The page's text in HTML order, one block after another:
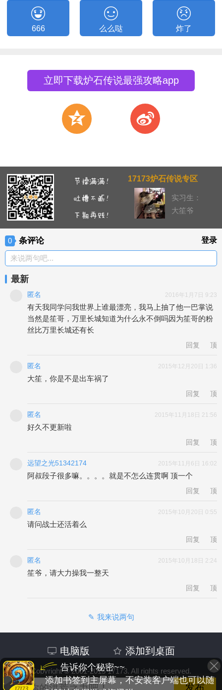
666 么么哒 炸了
立即下载炉石传说最强攻略app
z t
17173炉石传说专区
实习生：
大笙爷
0 条评论 登录
来说两句吧...
最新
匿名 2016年1月7日 9:23
有天我同学问我世界上谁最漂亮，我马上抽了他一巴掌说
当然是笙哥，万里长城知道为什么永不倒吗因为笙哥的粉
丝比万里长城还有长
回复 顶
匿名 2015年12月20日 1:36
大笙，你是不是出车祸了
回复 顶
匿名 2015年11月18日 21:56
回复 顶
远望之光51342174 2015年11月6日 16:02
阿叔段子很多嘛。。。。就是不怎么连贯啊 顶一个
回复 顶
匿名 2015年10月20日 0:55
请问战士还活着么
回复 顶
匿名 2015年10月18日 2:24
笙爷，请大力操我一整天
回复 顶
我来说两句
告诉你个秘密~~
添加书签到主屏幕，不安装客户端也可以随
电脑版 添加到桌面
Copyright © 2001-2015 17173. All rights reserved.